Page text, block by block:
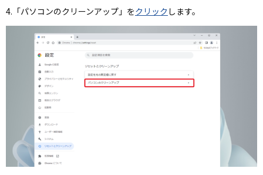
4.「パソコンのクリーンアップ」をクリック します。